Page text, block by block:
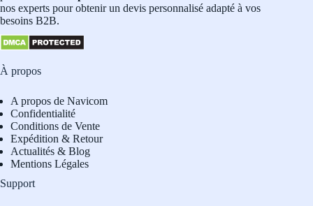
nos experts pour obtenir un devis personnalisé adapté à vos
besoins B2B.
À propos
A propos de Navicom
Confidentialité
Conditions de Vente
Expédition & Retour
Actualités & Blog
Mentions Légales
Support